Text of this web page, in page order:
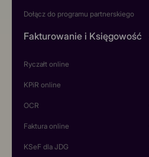
Dołącz do programu partnerskiego
Fakturowanie i Księgowość
Ryczałt online
KPiR online
OCR
Faktura online
KSeF dla JDG